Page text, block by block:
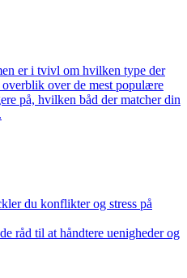
er i tvivl om hvilken type der
overblik over de mest populære
på, hvilken båd der matcher din
du konflikter og stress på
råd til at håndtere uenigheder og